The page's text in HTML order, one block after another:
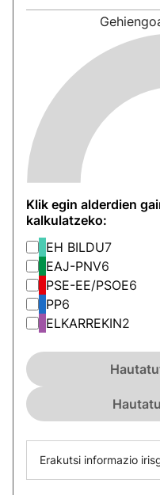
Klik egin alderdien
kalkulatzeko:
EH BILDU7
EAJ-PNV6
PSE-EE/PSOE6
PP6
ELKARREKIN2
Erakutsi informazio